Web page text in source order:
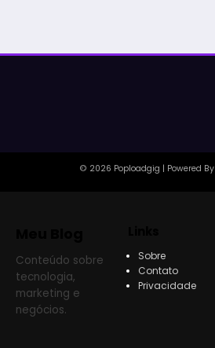
© 2026 Poploadgig | Powered By
Conteúdo sobre
tecnologia,
marketing e
negócios.
Sobre
Contato
Privacidade